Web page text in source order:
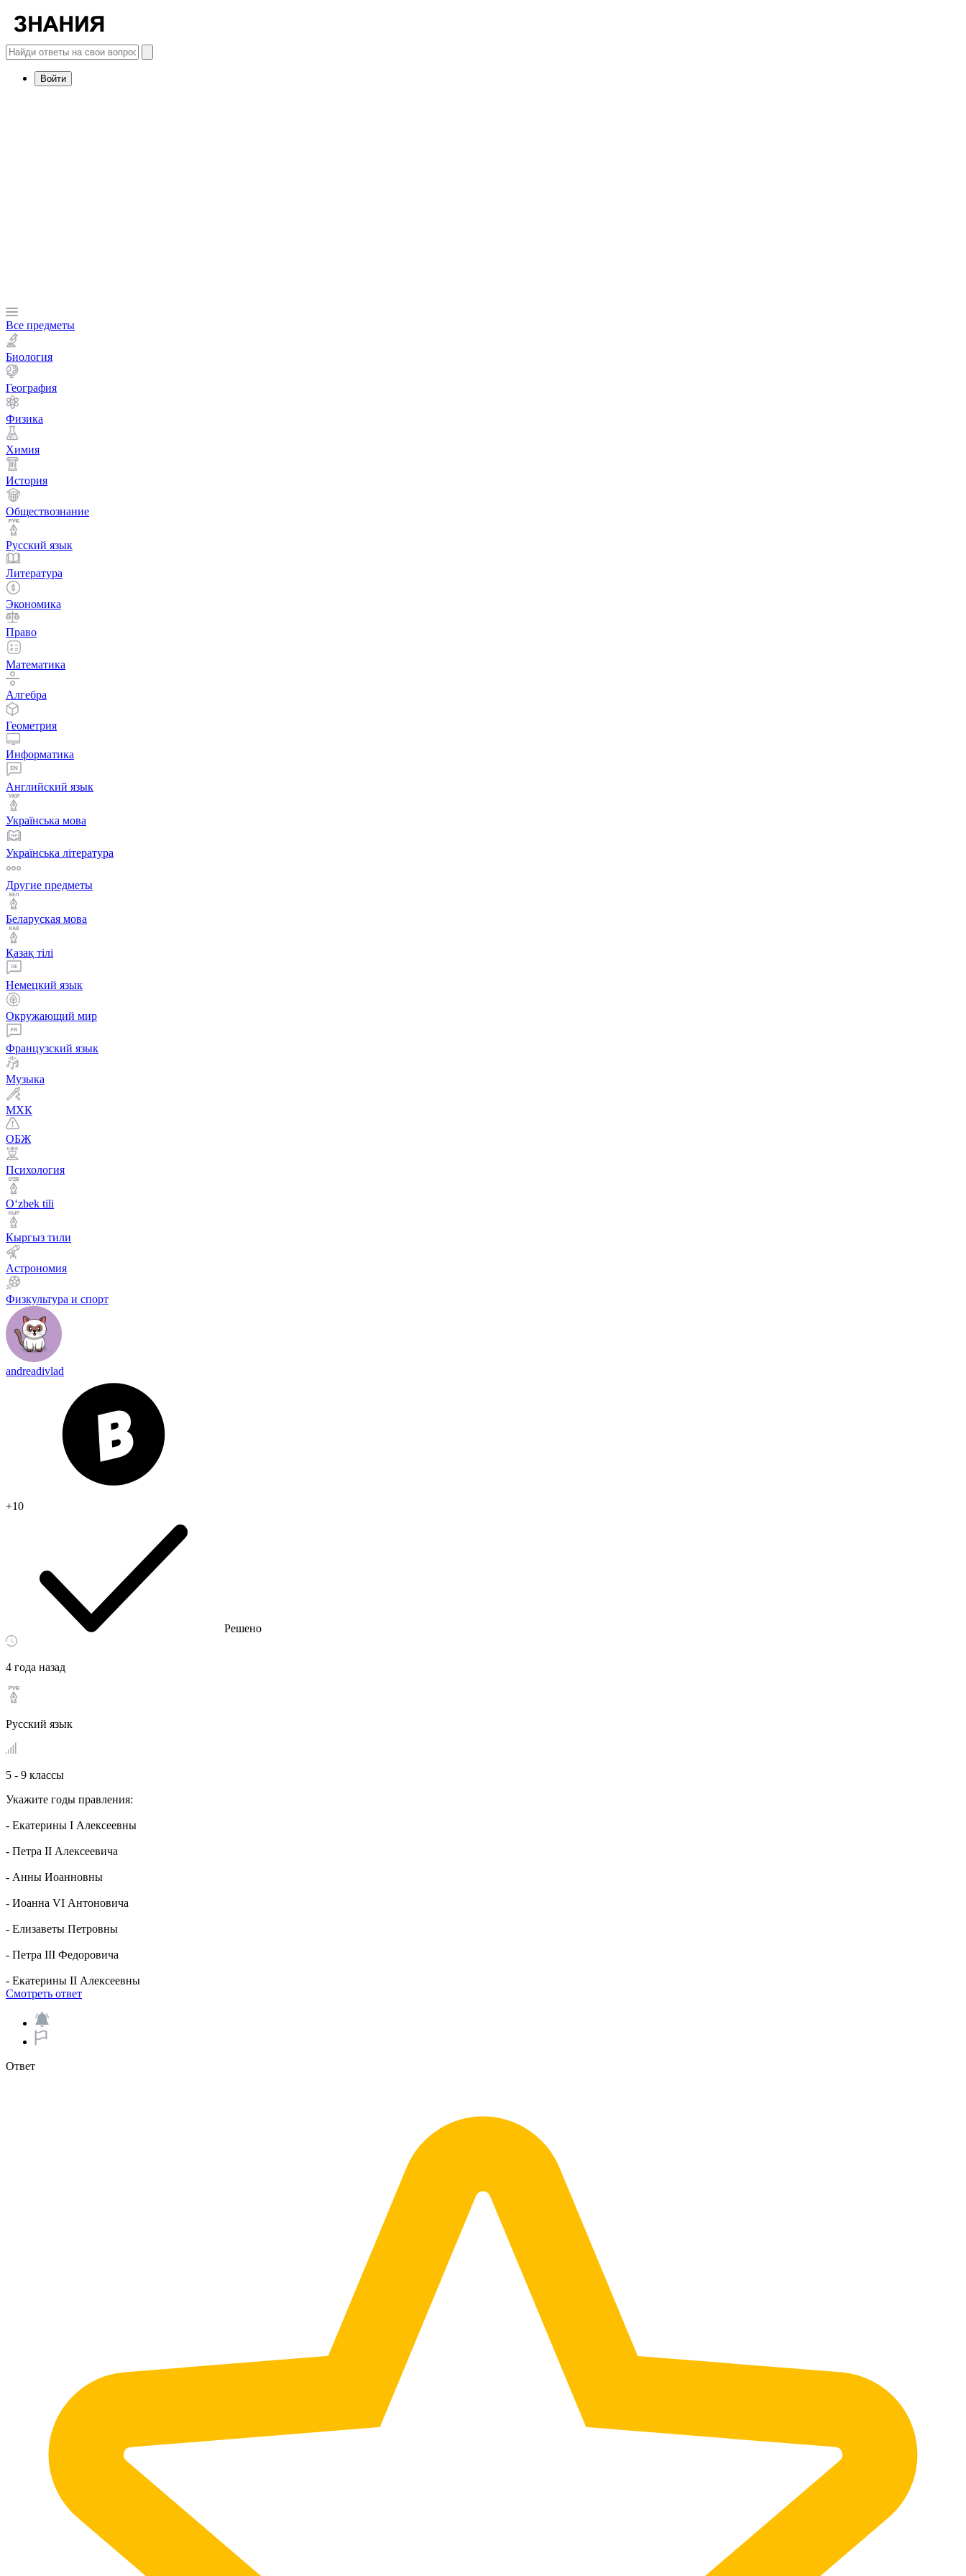
Войти
Все предметы
Биология
География
Физика
Химия
История
Обществознание
Русский язык
Литература
Экономика
Право
Математика
Алгебра
Геометрия
Информатика
Английский язык
Українська мова
Українська література
Другие предметы
Беларуская мова
Қазақ тiлi
Немецкий язык
Окружающий мир
Французский язык
Музыка
МХК
ОБЖ
Психология
Оʻzbek tili
Кыргыз тили
Астрономия
Физкультура и спорт
andreadivlad
+10
Решено
4 года назад
Русский язык
5 - 9 классы
Укажите годы правления:
- Екатерины I Алексеевны
- Петра II Алексеевича
- Анны Иоанновны
- Иоанна VI Антоновича
- Елизаветы Петровны
- Петра III Федоровича
- Екатерины II Алексеевны
Смотреть ответ
Ответ